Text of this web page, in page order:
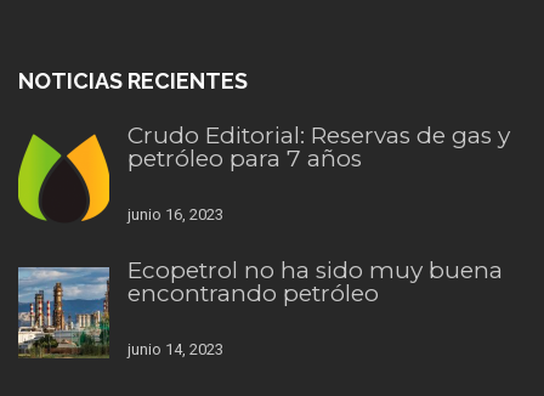
NOTICIAS RECIENTES
Crudo Editorial: Reservas de gas y
petróleo para 7 años
junio 16, 2023
Ecopetrol no ha sido muy buena
encontrando petróleo
junio 14, 2023